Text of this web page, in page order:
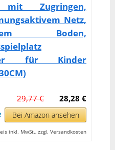
mit Zugringen,
Netz,
Boden,
für Kinder
28,28 €
29,77 €
Bei Amazon ansehen
inkl. MwSt., zzgl. Versandkosten